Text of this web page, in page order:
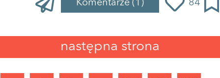
Komentarze (1) 84
następna strona